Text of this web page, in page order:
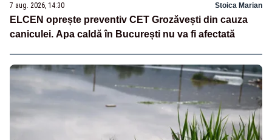
7 aug. 2026, 14:30 Stoica Marian
ELCEN oprește preventiv CET Grozăvești din cauza
caniculei. Apa caldă în București nu va fi afectată